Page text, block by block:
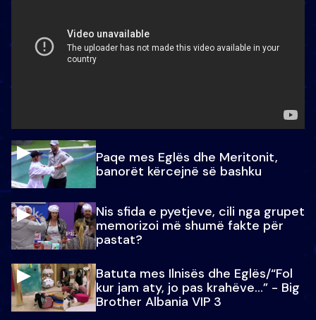
Paqe mes Eglës dhe Meritonit,
banorët kërcejnë së bashku
Nis sfida e pyetjeve, cili nga grupet
memorizoi më shumë fakte për
pastat?
Batuta mes Ilnisës dhe Eglës/“Fol
kur jam aty, jo pas krahëve…” - Big
Brother Albania VIP 3